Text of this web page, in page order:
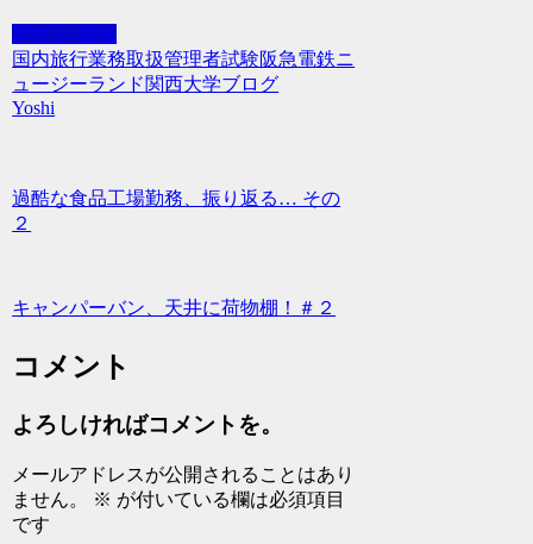
学び と 資格
国内旅行業務取扱管理者試験阪急電鉄ニ
ュージーランド関西大学ブログ
Yoshi
過酷な食品工場勤務、振り返る… その
２
キャンパーバン、天井に荷物棚！＃２
コメント
よろしければコメントを。
メールアドレスが公開されることはあり
ません。
※ が付いている欄は必須項目
です